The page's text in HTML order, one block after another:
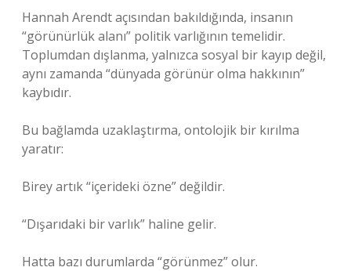
Hannah Arendt açısından bakıldığında, insanın
“görünürlük alanı” politik varlığının temelidir.
Toplumdan dışlanma, yalnızca sosyal bir kayıp değil,
aynı zamanda “dünyada görünür olma hakkının”
kaybıdır.
Bu bağlamda uzaklaştırma, ontolojik bir kırılma
yaratır:
Birey artık “içerideki özne” değildir.
“Dışarıdaki bir varlık” haline gelir.
Hatta bazı durumlarda “görünmez” olur.